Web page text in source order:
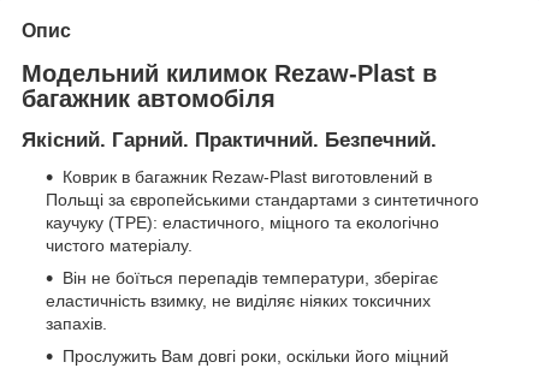
Опис
Модельний килимок Rezaw-Plast в
багажник автомобіля
Якісний. Гарний. Практичний. Безпечний.
Коврик в багажник Rezaw-Plast виготовлений в
Польщі за європейськими стандартами з синтетичного
каучуку (ТРЕ): еластичного, міцного та екологічно
чистого матеріалу.
Він не боїться перепадів температури, зберігає
еластичність взимку, не виділяє ніяких токсичних
запахів.
Прослужить Вам довгі роки, оскільки його міцний